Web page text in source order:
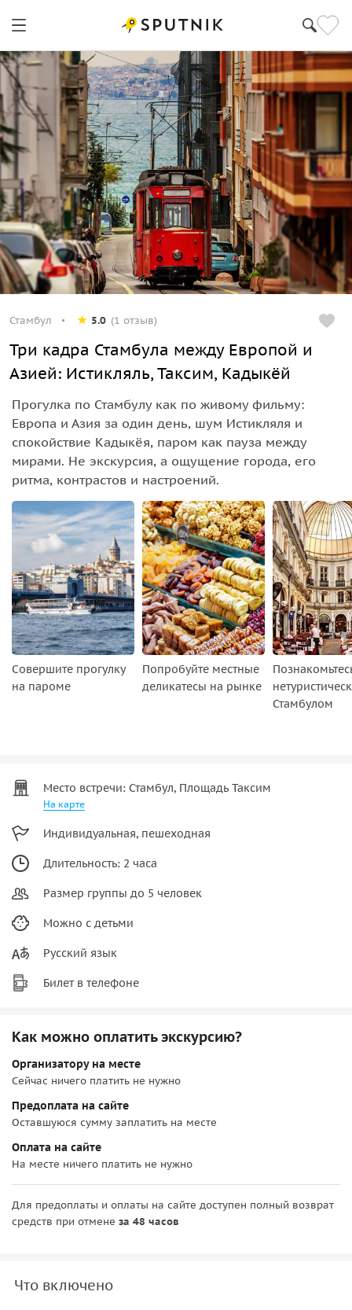
Стамбул 5.0 (1 отзыв)
Три кадра Стамбула между Европой и
Азией: Истикляль, Таксим, Кадыкёй
Прогулка по Стамбулу как по живому фильму:
Европа и Азия за один день, шум Истикляля и
спокойствие Кадыкёя, паром как пауза между
мирами. Не экскурсия, а ощущение города, его
ритма, контрастов и настроений.
Совершите прогулку
на пароме
Попробуйте местные
деликатесы на рынке
Стамбулом
Место встречи: Стамбул, Площадь Таксим
На карте
Индивидуальная, пешеходная
Длительность: 2 часа
Размер группы до 5 человек
Можно с детьми
Русский язык
Билет в телефоне
Как можно оплатить экскурсию?
Организатору на месте
Сейчас ничего платить не нужно
Предоплата на сайте
Оставшуюся сумму заплатить на месте
Оплата на сайте
На месте ничего платить не нужно
Для предоплаты и оплаты на сайте доступен полный возврат
средств при отмене за 48 часов
Что включено